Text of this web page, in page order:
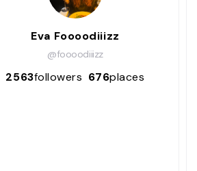
Eva Foooodiiizz
@foooodiiizz
2563followers 676places